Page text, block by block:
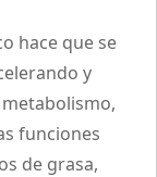
hace que se
y
funciones
de grasa,